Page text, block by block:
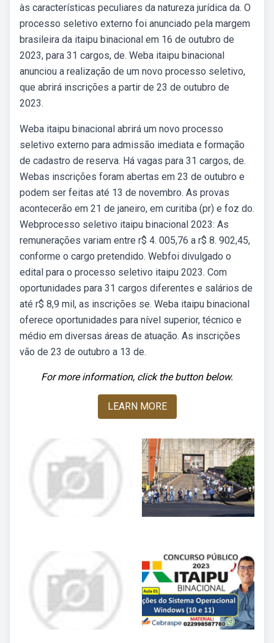
às características peculiares da natureza jurídica da. O
processo seletivo externo foi anunciado pela margem
brasileira da itaipu binacional em 16 de outubro de
2023, para 31 cargos, de. Weba itaipu binacional
anunciou a realização de um novo processo seletivo,
que abrirá inscrições a partir de 23 de outubro de
2023.
Weba itaipu binacional abrirá um novo processo
seletivo externo para admissão imediata e formação
de cadastro de reserva. Há vagas para 31 cargos, de.
Webas inscrições foram abertas em 23 de outubro e
podem ser feitas até 13 de novembro. As provas
acontecerão em 21 de janeiro, em curitiba (pr) e foz do.
Webprocesso seletivo itaipu binacional 2023: As
remunerações variam entre r$ 4. 005,76 a r$ 8. 902,45,
conforme o cargo pretendido. Webfoi divulgado o
edital para o processo seletivo itaipu 2023. Com
oportunidades para 31 cargos diferentes e salários de
até r$ 8,9 mil, as inscrições se. Weba itaipu binacional
oferece oportunidades para nível superior, técnico e
médio em diversas áreas de atuação. As inscrições
vão de 23 de outubro a 13 de.
For more information, click the button below.
LEARN MORE